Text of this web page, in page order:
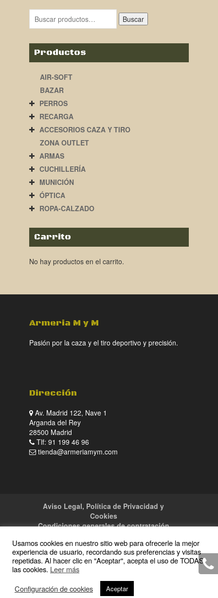
era:
625,00€.
es:
559,00€.
Buscar
Productos
AIR-SOFT
BAZAR
PERROS
RECARGA
ACCESORIOS CAZA Y TIRO
ZONA OUTLET
ARMAS
CUCHILLERÍA
MUNICIÓN
ÓPTICA
ROPA-CALZADO
Carrito
No hay productos en el carrito.
Armeria M y M
Pasión por la caza y el tiro deportivo y precisión.
Dirección
Av. Madrid 122, Nave 1
Arganda del Rey
28500 Madrid
Tlf: 91 199 46 96
tienda@armeriamym.com
Aviso Legal, Política de Privacidad y
Cookies
Condiciones generales de contratación
Copyright · 2016 Armeria M y M · Todos los
derechos reservados
Usamos cookies en nuestro sitio web para ofrecerle la mejor
experiencia de usuario, recordando sus preferencias y visitas
repetidas. Al hacer clic en "Aceptar", acepta el uso de TODAS
las cookies. Leer más
Configuración de cookies
Aceptar